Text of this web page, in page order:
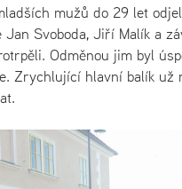
mužů do 29 let
Svoboda, Jiří Malík a
Odměnou jim byl
Zrychlující hlavní balík už